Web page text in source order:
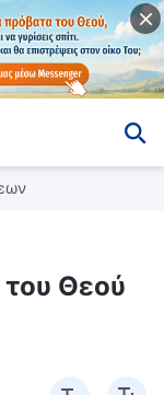
του Θεού